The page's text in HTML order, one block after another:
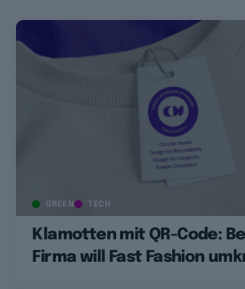
GREEN TECH
Klamotten mit QR-Code:
Firma will Fast Fashion